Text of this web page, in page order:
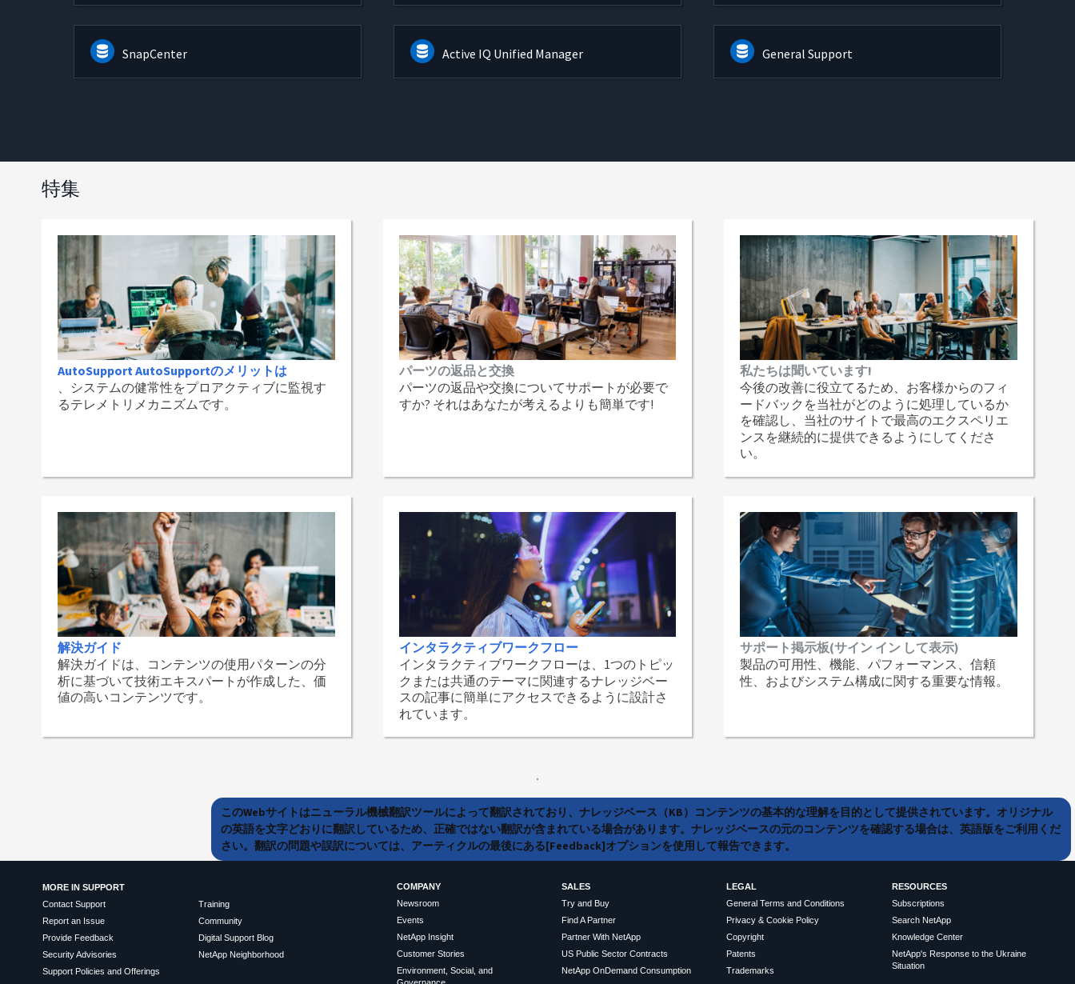
SnapCenter Active IQ Unified Manager General Support
特集
AutoSupport AutoSupportのメリットは
、システムの健常性をプロアクティブに監視す
るテレメトリメカニズムです。
パーツの返品と交換
パーツの返品や交換についてサポートが必要で
すか? それはあなたが考えるよりも簡単です!
私たちは聞いています!
今後の改善に役立てるため、お客様からのフィ
ードバックを当社がどのように処理しているか
を確認し、当社のサイトで最高のエクスペリエ
ンスを継続的に提供できるようにしてくださ
い。
解決ガイド
解決ガイドは、コンテンツの使用パターンの分
析に基づいて技術エキスパートが作成した、価
値の高いコンテンツです。
インタラクティブワークフロー
インタラクティブワークフローは、1つのトピッ
クまたは共通のテーマに関連するナレッジベー
スの記事に簡単にアクセスできるように設計さ
れています。
サポート掲示板(サイン イン して表示)
製品の可用性、機能、パフォーマンス、信頼
性、およびシステム構成に関する重要な情報。
このWebサイトはニューラル機械翻訳ツールによって翻訳されており、ナレッジベース（KB）コンテンツの基本的な理解を目的として提供されています。オリジナル
の英語を文字どおりに翻訳しているため、正確ではない翻訳が含まれている場合があります。ナレッジベースの元のコンテンツを確認する場合は、英語版をご利用くだ
さい。翻訳の問題や誤訳については、アーティクルの最後にある[Feedback]オプションを使用して報告できます。
MORE IN SUPPORT
Contact Support
Report an Issue
Provide Feedback
Security Advisories
Support Policies and Offerings
Training
Community
Digital Support Blog
NetApp Neighborhood
COMPANY
Newsroom
Events
NetApp Insight
Customer Stories
Environment, Social, and
SALES
Try and Buy
Find A Partner
Partner With NetApp
US Public Sector Contracts
NetApp OnDemand Consumption
LEGAL
General Terms and Conditions
Privacy & Cookie Policy
Copyright
Patents
Trademarks
RESOURCES
Subscriptions
Search NetApp
Knowledge Center
NetApp's Response to the Ukraine
Situation